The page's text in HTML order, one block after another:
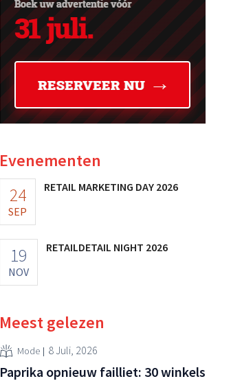
Evenementen
24
SEP
RETAIL MARKETING DAY 2026
19
NOV
RETAILDETAIL NIGHT 2026
Meest gelezen
Mode 8 Juli, 2026
Paprika opnieuw failliet: 30 winkels